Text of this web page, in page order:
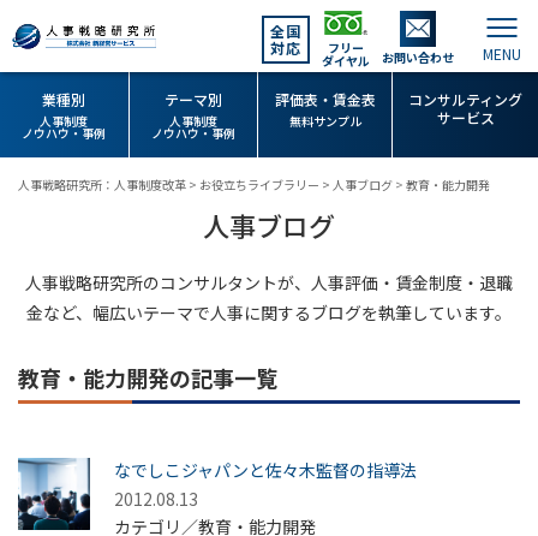
全国
対応
フリー
ダイヤル お問い合わせ
業種別
人事制度
ノウハウ・事例
テーマ別
人事制度
ノウハウ・事例
評価表・賃金表
無料サンプル
コンサルティング
サービス
人事戦略研究所：人事制度改革 > お役立ちライブラリー > 人事ブログ > 教育・能力開発
人事ブログ
人事戦略研究所のコンサルタントが、人事評価・賃金制度・退職
金など、幅広いテーマで人事に関するブログを執筆しています。
教育・能力開発の記事一覧
なでしこジャパンと佐々木監督の指導法
2012.08.13
カテゴリ／教育・能力開発